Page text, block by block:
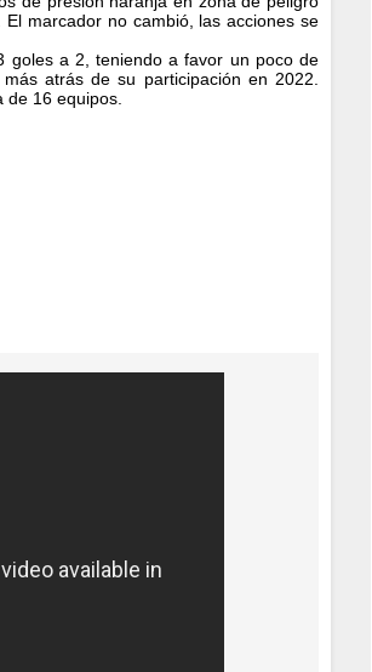
marcador no cambió, las acciones se
goles a 2, teniendo a favor un poco de
atrás de su participación en 2022.
16 equipos.